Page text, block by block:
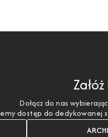
Dołącz do nas
dostęp do dedykowanej